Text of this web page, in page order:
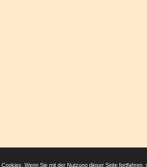
Wenn Sie mit der Nutzung dieser Seite